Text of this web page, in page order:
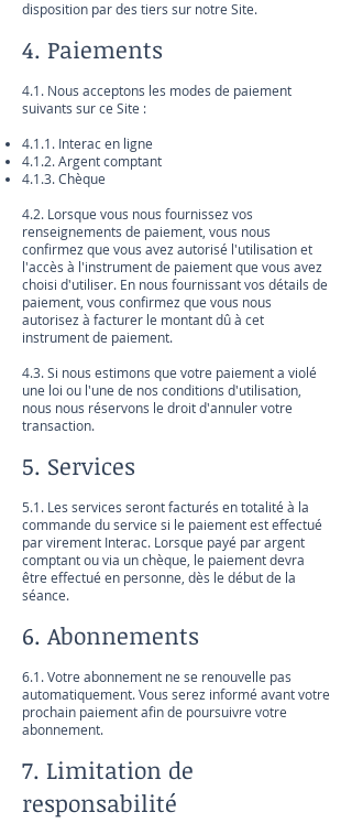
disposition par des tiers sur notre Site.
4. Paiements
4.1. Nous acceptons les modes de paiement
suivants sur ce Site :
4.1.1. Interac en ligne
4.1.2. Argent comptant
4.1.3. Chèque
4.2. Lorsque vous nous fournissez vos
renseignements de paiement, vous nous
confirmez que vous avez autorisé l'utilisation et
l'accès à l'instrument de paiement que vous avez
choisi d'utiliser. En nous fournissant vos détails de
paiement, vous confirmez que vous nous
autorisez à facturer le montant dû à cet
instrument de paiement.
4.3. Si nous estimons que votre paiement a violé
une loi ou l'une de nos conditions d'utilisation,
nous nous réservons le droit d'annuler votre
transaction.
5. Services
5.1. Les services seront facturés en totalité à la
commande du service si le paiement est effectué
par virement Interac. Lorsque payé par argent
comptant ou via un chèque, le paiement devra
être effectué en personne, dès le début de la
séance.
6. Abonnements
6.1. Votre abonnement ne se renouvelle pas
automatiquement. Vous serez informé avant votre
prochain paiement afin de poursuivre votre
abonnement.
7. Limitation de
responsabilité